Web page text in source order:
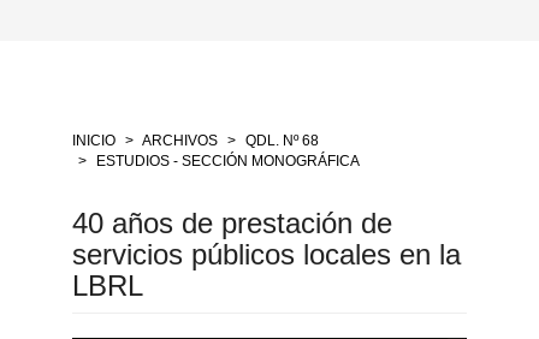
INICIO ARCHIVOS
QDL. Nº 68
ESTUDIOS - SECCIÓN MONOGRÁFICA
40 años de prestación de
servicios públicos locales en la
LBRL